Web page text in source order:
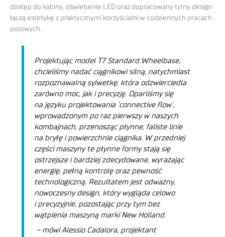
dostęp do kabiny, oświetlenie LED oraz dopracowany tylny design
łączą estetykę z praktycznymi korzyściami w codziennych pracach
polowych.
Projektując model T7 Standard Wheelbase,
chcieliśmy nadać ciągnikowi silną, natychmiast
rozpoznawalną sylwetkę, która odzwierciedla
zarówno moc, jak i precyzję. Oparliśmy się
na języku projektowania ’connective flow’,
wprowadzonym po raz pierwszy w naszych
kombajnach, przenosząc płynne, faliste linie
na bryłę i powierzchnie ciągnika. W przedniej
części maszyny te płynne formy stają się
ostrzejsze i bardziej zdecydowane, wyrażając
energię, pełną kontrolę oraz pewność
technologiczną. Rezultatem jest odważny,
nowoczesny design, który wygląda celowo
i precyzyjnie, pozostając przy tym bez
wątpienia maszyną marki New Holland.
– mówi Alessio Cadalora, projektant